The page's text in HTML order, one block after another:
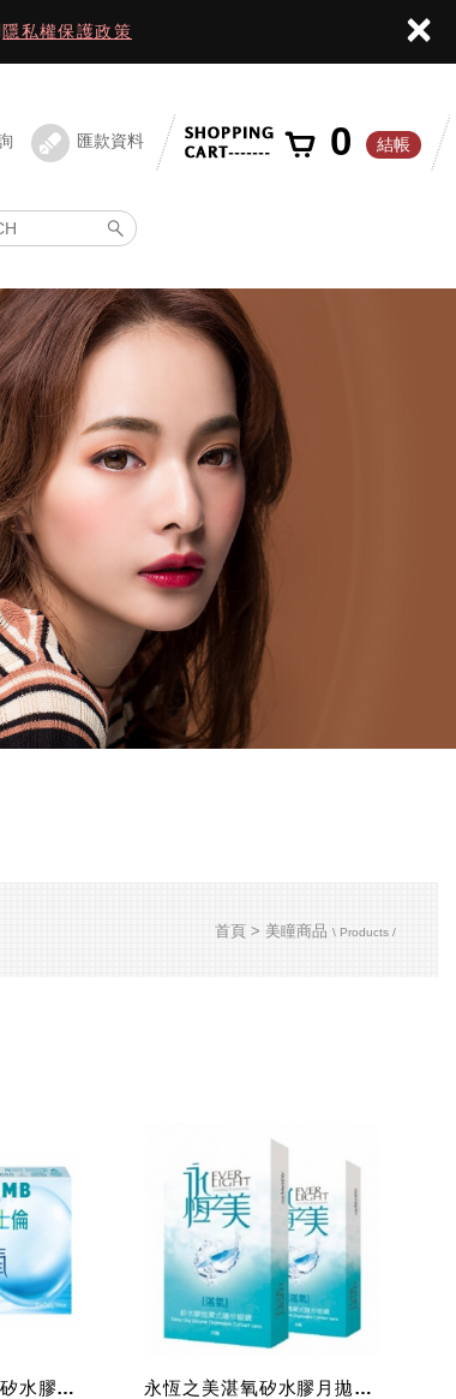
隱私權保護政策 ×
匯款資料 0 結帳
首頁 美瞳商品 \ Products /
博士倫輕水氧軟式矽水膠月拋隱形眼鏡 永恆之美湛氧矽水膠月拋(1片入)